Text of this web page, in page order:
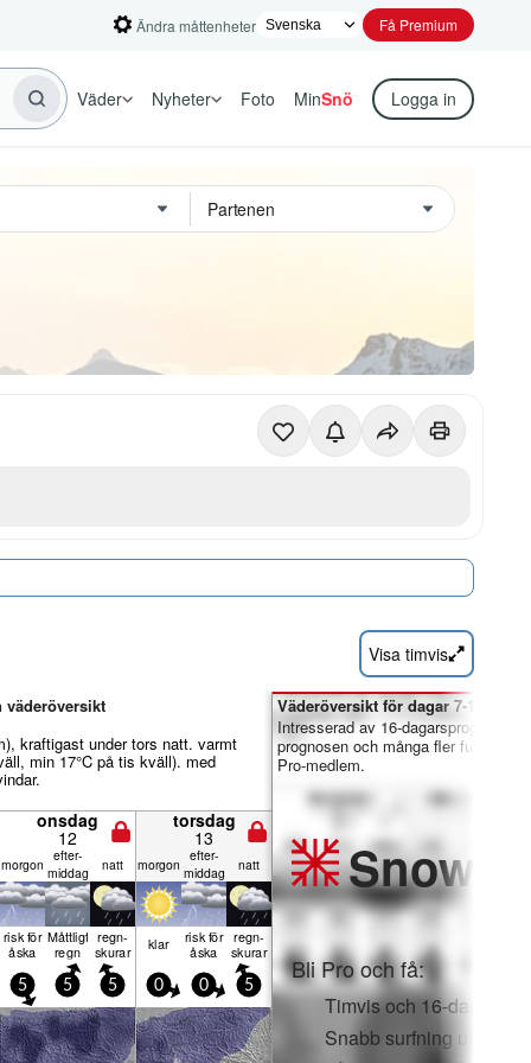
Ändra måttenheter Få Premium
Väder Nyheter Foto MinSnö Logga in
Visa timvis
väderöversikt
kraftigast under tors natt. varmt
min 17°C på tis kväll). med
onsdag
12
torsdag
13
mor­gon efter­
middag
natt mor­gon efter­
middag
natt
risk för
åska
Måttligt
regn
regn­
skurar klar risk för
åska
regn­
skurar
5 5 5 0 0 5
Väderöversikt för dagar 7-16:
Intresserad av 16-
prognosen och många fler
Pro-medlem.
Snow
Bli Pro och få:
Timvis och 16-dagars
Snabb surfning utan